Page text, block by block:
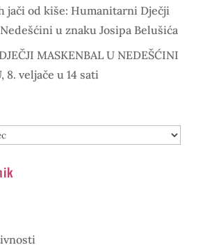
jači od kiše: Humanitarni Dječji
u znaku Josipa Belušića
MASKENBAL U NEDEŠĆINI
8. veljače u 14 sati